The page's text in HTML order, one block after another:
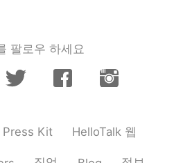
here"라는 인식이 참 안
요
정연
Ugh seriously
팔로우 하세요
Press Kit HelloTalk 웹